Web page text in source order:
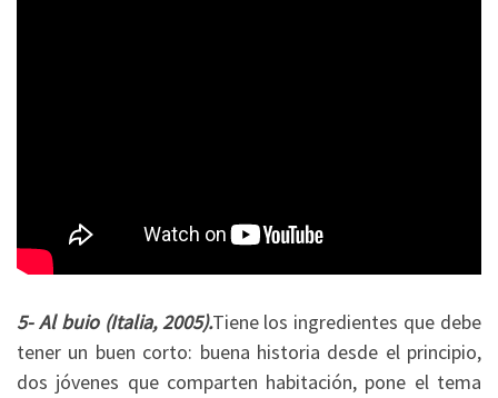
5- Al buio (Italia, 2005).Tiene los ingredientes que debe
tener un buen corto: buena historia desde el principio,
dos jóvenes que comparten habitación, pone el tema